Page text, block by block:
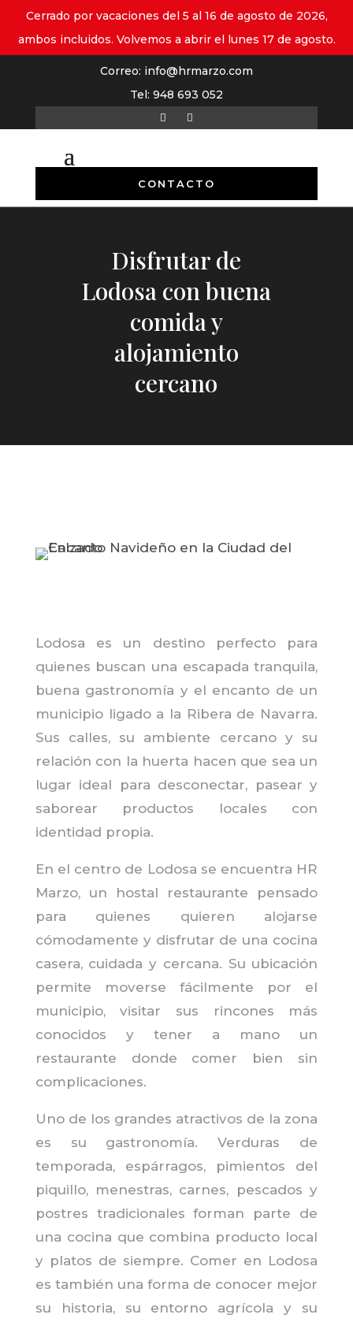
Cerrado por vacaciones del 5 al 16 de agosto de 2026,
ambos incluidos. Volvemos a abrir el lunes 17 de agosto.
Correo: info@hrmarzo.com
Tel: 948 693 052
CONTACTO
Disfrutar de
Lodosa con buena
comida y
alojamiento
cercano
Lodosa es un destino perfecto para
quienes buscan una escapada tranquila,
buena gastronomía y el encanto de un
municipio ligado a la Ribera de Navarra.
Sus calles, su ambiente cercano y su
relación con la huerta hacen que sea un
lugar ideal para desconectar, pasear y
saborear productos locales con
identidad propia.
En el centro de Lodosa se encuentra HR
Marzo, un hostal restaurante pensado
para quienes quieren alojarse
cómodamente y disfrutar de una cocina
casera, cuidada y cercana. Su ubicación
permite moverse fácilmente por el
municipio, visitar sus rincones más
conocidos y tener a mano un
restaurante donde comer bien sin
complicaciones.
Uno de los grandes atractivos de la zona
es su gastronomía. Verduras de
temporada, espárragos, pimientos del
piquillo, menestras, carnes, pescados y
postres tradicionales forman parte de
una cocina que combina producto local
y platos de siempre. Comer en Lodosa
es también una forma de conocer mejor
su historia, su entorno agrícola y su